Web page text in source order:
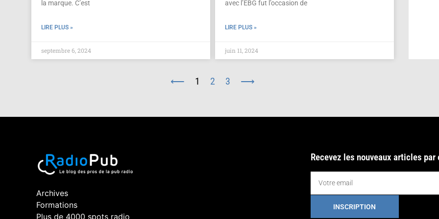
la marque. C’est
LIRE PLUS »
septembre 6, 2024
avec l’EBG fut l’occasion de
LIRE PLUS »
juin 11, 2024
⟵ 1 2 3 ⟶
Archives
Formations
Plus de 4000 spots radio
Recevez les nouveaux articles par
INSCRIPTION